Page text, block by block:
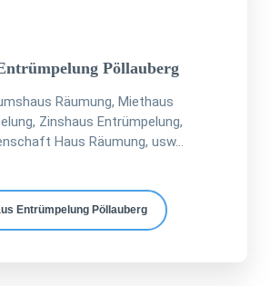
Pöllauberg
Räumung, Miethaus
Zinshaus Entrümpelung,
Haus Räumung, usw...
Entrümpelung Pöllauberg